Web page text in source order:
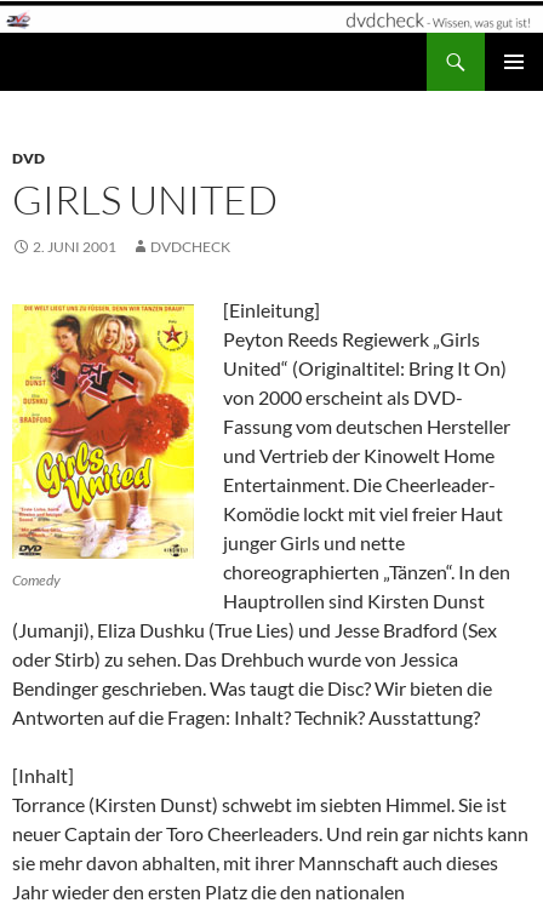
Zum
DVD
GIRLS UNITED
2. JUNI 2001 DVDCHECK
Comedy
[Einleitung]
Peyton Reeds Regiewerk „Girls
United“ (Originaltitel: Bring It On)
von 2000 erscheint als DVD-
Fassung vom deutschen Hersteller
und Vertrieb der Kinowelt Home
Entertainment. Die Cheerleader-
Komödie lockt mit viel freier Haut
junger Girls und nette
choreographierten „Tänzen“. In den
Hauptrollen sind Kirsten Dunst
(Jumanji), Eliza Dushku (True Lies) und Jesse Bradford (Sex
oder Stirb) zu sehen. Das Drehbuch wurde von Jessica
Bendinger geschrieben. Was taugt die Disc? Wir bieten die
Antworten auf die Fragen: Inhalt? Technik? Ausstattung?
[Inhalt]
Torrance (Kirsten Dunst) schwebt im siebten Himmel. Sie ist
neuer Captain der Toro Cheerleaders. Und rein gar nichts kann
sie mehr davon abhalten, mit ihrer Mannschaft auch dieses
Jahr wieder den ersten Platz die den nationalen